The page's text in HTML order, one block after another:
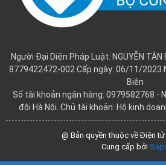
Người Đại Diện Pháp Luật: NGUYỄN TÂN
8779422472-002 Cấp ngày: 06/11/2023
Biên
Số tài khoản ngân hàng: 0979582768 -
đội Hà Nội. Chủ tài khoản: Hộ kinh
@ Bản quyền thuộc về Điện
Cung cấp bởi